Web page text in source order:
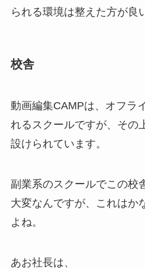
られる環境は整えた方が良
校舎
動画編集CAMPは、オフラ
れるスクールですが、その
設けられています。
副業系のスクールでこの校
大変なんですが、これはか
よね。
あお社長は、